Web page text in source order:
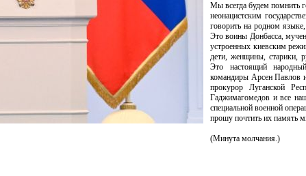
Мы всегда будем помнить
неонацистским
говорить на родном
Это воины Донбасса,
устроенных киевским
дети, женщины, старики,
Это настоящий
командиры Арсен Павлов
прокурор Луганской
Гаджимагомедов и все
специальной военной
прошу почтить их память
(Минута молчания.)